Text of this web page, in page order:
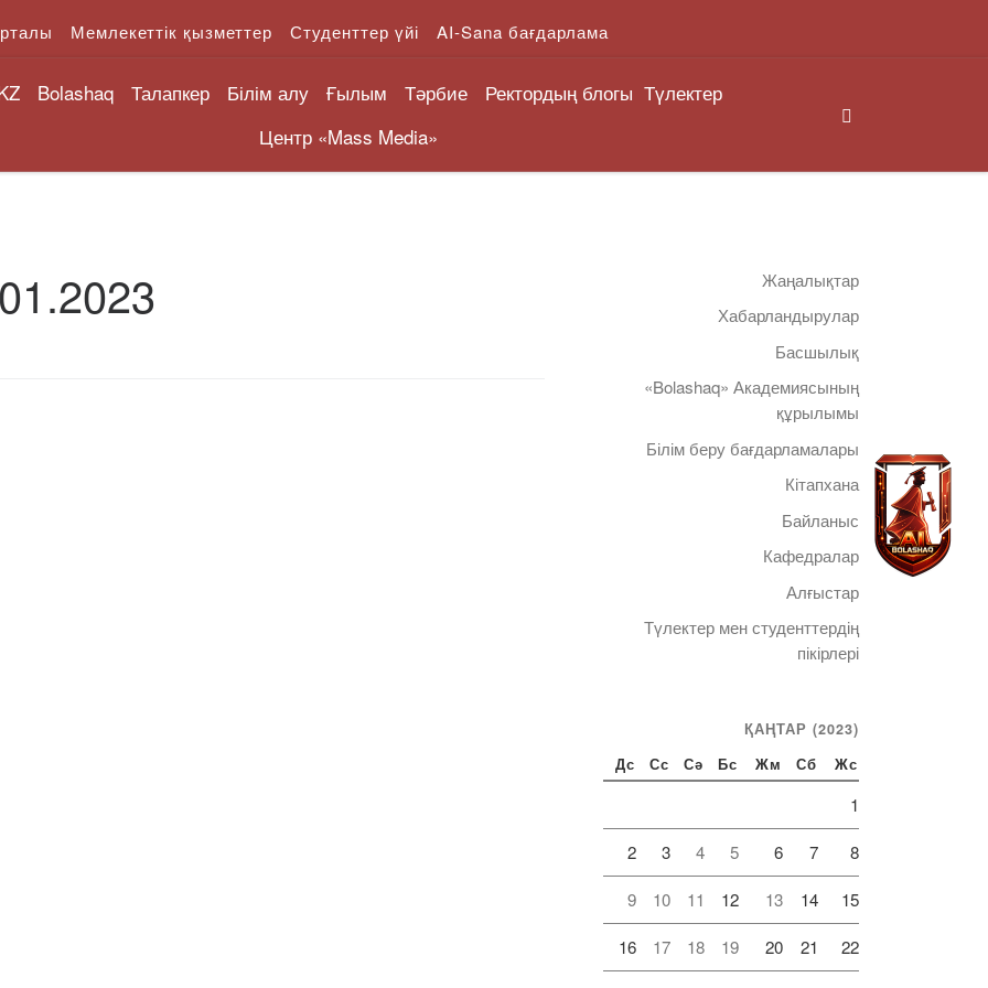
Мемлекеттік қызметтер Студенттер үйі AI-Sana бағдарлама
Bolashaq Талапкер Білім алу Ғылым Тәрбие Ректордың блогы Түлектер
Центр «Mass Media»
Жаңалықтар
Хабарландырулар
Басшылық
«Bolashaq» Академиясының
құрылымы
Білім беру бағдарламалары
Кітапхана
Байланыс
Кафедралар
Алғыстар
Түлектер мен студенттердің
пікірлері
ҚАҢТАР (2023)
Дс Сс Сә Бс Жм Сб Жс
1
2 3 4 5 6 7 8
9 10 11 12 13 14 15
16 17 18 19 20 21 22
Telegram